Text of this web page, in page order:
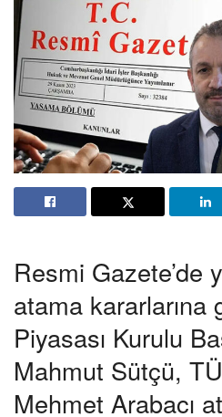
Resmi Gazete’de
atama kararlarına
Piyasası Kurulu
Mahmut Sütçü,
Mehmet Arabacı